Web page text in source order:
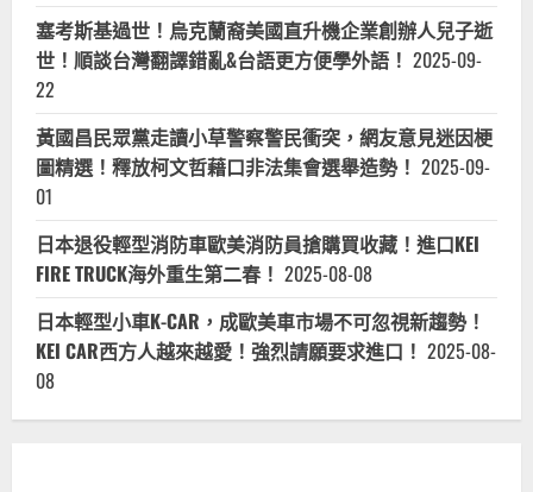
塞考斯基過世！烏克蘭裔美國直升機企業創辦人兒子逝
世！順談台灣翻譯錯亂&台語更方便學外語！ 2025-09-
22
黃國昌民眾黨走讀小草警察警民衝突，網友意見迷因梗
圖精選！釋放柯文哲藉口非法集會選舉造勢！ 2025-09-
01
日本退役輕型消防車歐美消防員搶購買收藏！進口KEI
FIRE TRUCK海外重生第二春！ 2025-08-08
日本輕型小車K-CAR，成歐美車市場不可忽視新趨勢！
KEI CAR西方人越來越愛！強烈請願要求進口！ 2025-08-
08